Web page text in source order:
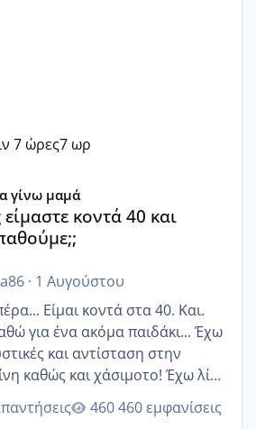
7 ώρες7 ωρ
40 και προσπαθούμε;;
γίνω μαμά
κοντά 40 και
· 1 Αυγούστου
Είμαι κοντά στα 40. Και.
για ένα ακόμα παιδάκι... Έχω
και αντίσταση στην
καθώς και χάσιμοτο! Έχω λίγα
και όσο κ αν προσπαθώ
Προσπαθώ για ακόμη
460 εμφανίσεις